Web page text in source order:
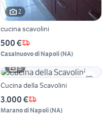
2
cucina scavolini
500 €
Casalnuovo di Napoli(NA)
6
Cucina della Scavolini
3.000 €
Marano di Napoli(NA)